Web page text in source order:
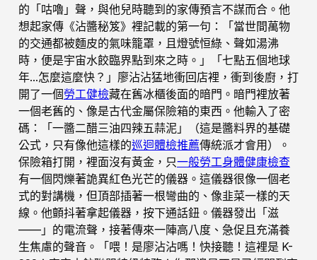
的「咕嚕」聲，與他兒時聽到的家傳預言不謀而合。他
想起家傳《沾醬秘笈》裡記載的第一句：「當世間萬物
的交通都被麵皮的氣味籠罩，且燈號恒綠、聲如湯沸
時，便是宇宙水餃臨界點到來之時。」「七點五個地球
年…怎麼這麼快？」廖沾沾猛地衝回店裡，衝到後廚，打
開了一個勞工健檢藏在舊冰櫃後面的暗門。暗門裡放著
一個老舊的、像是古代金屬保險箱的東西。他輸入了密
碼：「一醬二醋三油四辣五蒜泥」（這是醬料界的基礎
公式，只有像他這樣的巡迴體檢推薦傳統派才會用）。
保險箱打開，裡面沒有黃金，只一般勞工身體健康檢查
有一個閃爍著詭異紅色光芒的儀器。這儀器很像一個老
式的對講機，但頂部插著一根彎曲的、像韭菜一樣的天
線。他顫抖著拿起儀器，按下通話鈕。儀器發出「滋
——」的電流聲，接著傳來一陣高八度、急促且充滿養
生焦慮的聲音。「喂！是廖沾沾嗎！快接聽！這裡是 K-